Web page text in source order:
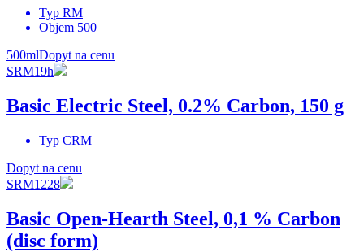
Typ RM
Objem 500
500mlDopyt na cenu
SRM19h
Basic Electric Steel, 0.2% Carbon, 150 g
Typ CRM
Dopyt na cenu
SRM1228
Basic Open-Hearth Steel, 0,1 % Carbon
(disc form)